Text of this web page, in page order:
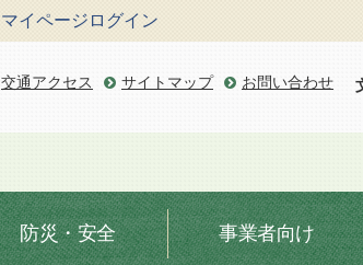
マイページ ログイン
交通アクセス サイトマップ お問い合わせ
防災・安全 事業者向け